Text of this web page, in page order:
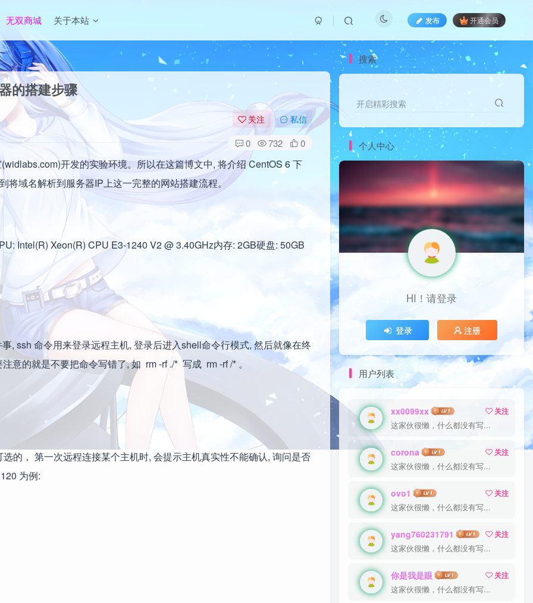
无双商城 关于本站 发布 开通会员
的搭建步骤
关注 私信
0 732 0
开发的实验环境。所以在这篇博文中, 将介绍 CentOS 6 下
域名解析到服务器IP上这一完整的网站搭建流程。
Intel(R) Xeon(R) CPU E3-1240 V2 @ 3.40GHz内存: 2GB硬盘: 50GB
, ssh 命令用来登录远程主机, 登录后进入shell命令行模式, 然后就像在终
意的就是不要把命令写错了, 如 rm -rf ./* 写成 rm -rf /* 。
的， 第一次远程连接某个主机时, 会提示主机真实性不能确认, 询问是否
为例:
搜索
开启精彩搜索
个人中心
HI！请登录
登录 注册
用户列表
xx0099xx
关注
这家伙很懒，什么都没有写...
corona
关注
这家伙很懒，什么都没有写...
ovo1
关注
这家伙很懒，什么都没有写...
yang760231791
关注
这家伙很懒，什么都没有写...
你是我是眼
关注
这家伙很懒，什么都没有写...
开启精彩搜索
HI！请登录
登录 注册
xx0099xx
关注
这家伙很懒，什么都没有写...
corona
关注
这家伙很懒，什么都没有写...
ovo1
关注
这家伙很懒，什么都没有写...
yang760231791
关注
这家伙很懒，什么都没有写...
你是我是眼
关注
这家伙很懒，什么都没有写...